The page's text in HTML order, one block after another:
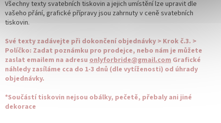
Všechny texty svatebních tiskovin a jejich umístění lze upravit dle
vašeho přání, grafické přípravy jsou zahrnuty v ceně svatebních
tiskovin.
Své texty zadávejte při dokončení objednávky > Krok č.3. >
Políčko: Zadat poznámku pro prodejce, nebo nám je můžete
zaslat emailem na adresu onlyforbride@gmail.com Grafické
náhledy zasíláme cca do 1-3 dnů (dle vytíženosti) od úhrady
objednávky.
*Součástí tiskovin nejsou obálky, pečetě, přebaly ani jiné
dekorace